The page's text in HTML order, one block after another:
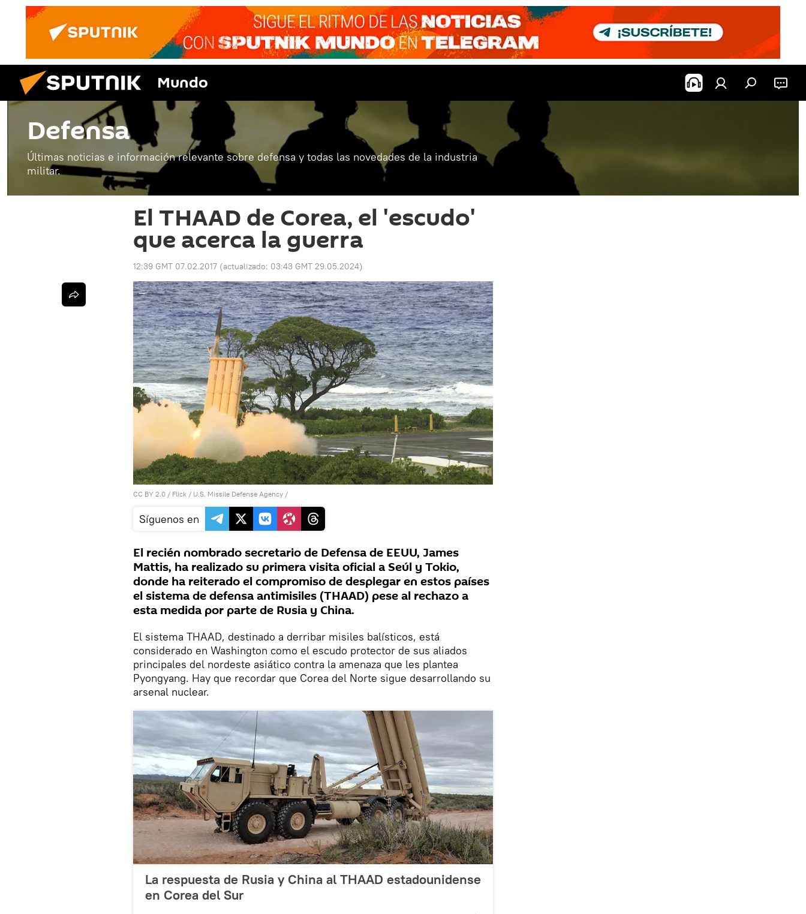
Mundo
Defensa
Últimas noticias e información relevante sobre defensa y todas las novedades de la industria
militar.
El THAAD de Corea, el 'escudo'
que acerca la guerra
12:39 GMT 07.02.2017 (actualizado: 03:43 GMT 29.05.2024)
CC BY 2.0 / Flick / U.S. Missile Defense Agency /
Síguenos en
El recién nombrado secretario de Defensa de EEUU, James
Mattis, ha realizado su primera visita oficial a Seúl y Tokio,
donde ha reiterado el compromiso de desplegar en estos países
el sistema de defensa antimisiles (THAAD) pese al rechazo a
esta medida por parte de Rusia y China.
El sistema THAAD, destinado a derribar misiles balísticos, está
considerado en Washington como el escudo protector de sus aliados
principales del nordeste asiático contra la amenaza que les plantea
Pyongyang. Hay que recordar que Corea del Norte sigue desarrollando su
arsenal nuclear.
La respuesta de Rusia y China al THAAD estadounidense
en Corea del Sur